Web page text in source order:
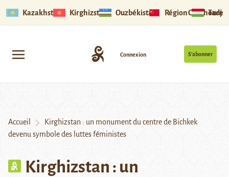
Kazakhstan Kirghizstan Ouzbékistan Région Ouïghoure
S’abonner
Connexion
Accueil
Kirghizstan : un monument du centre de Bichkek
devenu symbole des luttes féministes
Kirghizstan : un